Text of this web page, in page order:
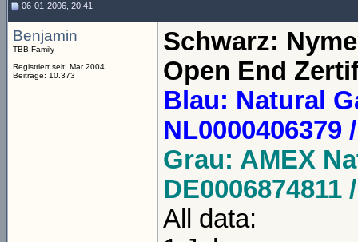
06-01-2006, 20:41
Benjamin
TBB Family
Registriert seit: Mar 2004
Beiträge: 10.373
Schwarz:
Open End
Blau: Natural
NL0000406379
Grau: AMEX
DE0006874811
All data: